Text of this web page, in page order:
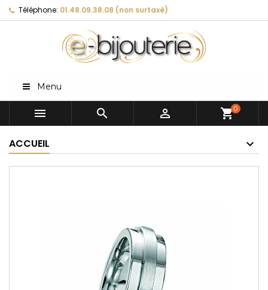
Téléphone: 01.48.09.38.08 (non surtaxé)
Menu
   shopping_cart0
ACCUEIL